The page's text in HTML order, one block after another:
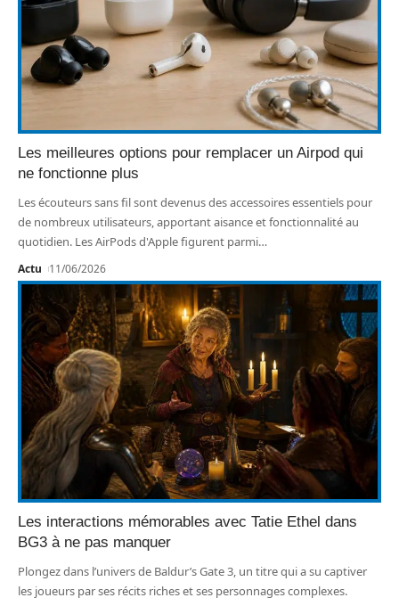
Les meilleures options pour remplacer un Airpod qui
ne fonctionne plus
Les écouteurs sans fil sont devenus des accessoires essentiels pour
de nombreux utilisateurs, apportant aisance et fonctionnalité au
quotidien. Les AirPods d'Apple figurent parmi…
Actu 11/06/2026
Les interactions mémorables avec Tatie Ethel dans
BG3 à ne pas manquer
Plongez dans l’univers de Baldur’s Gate 3, un titre qui a su captiver
les joueurs par ses récits riches et ses personnages complexes.